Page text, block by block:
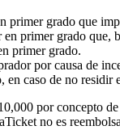
grado que
primer grado que,
primer grado.
por causa de
en caso de no residir
por concepto
no es